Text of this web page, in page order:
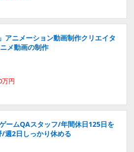
アニメーション動画制作クリエイタ
メ動画の制作
万円
ームQAスタッフ/年間休日125日を
週2日しっかり休める